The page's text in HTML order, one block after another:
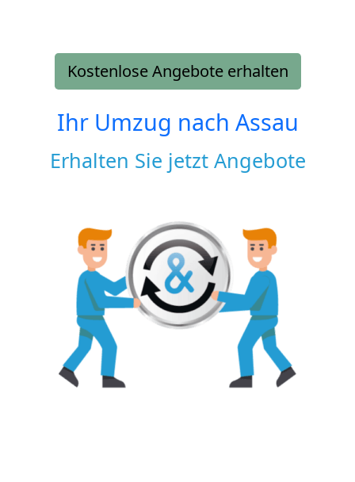
Kostenlose Angebote erhalten
Ihr Umzug nach Assau
Erhalten Sie jetzt Angebote